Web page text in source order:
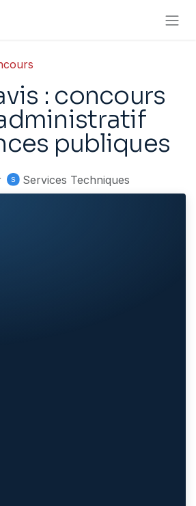
: concours
publiques
Services Techniques